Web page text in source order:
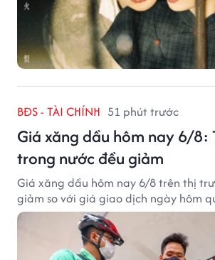
BĐS - TÀI CHÍNH 51 phút trước
Giá xăng dầu hôm nay 6/8:
trong nước đều giảm
Giá xăng dầu hôm nay 6/8 trên thị
giảm so với giá giao dịch ngày hôm